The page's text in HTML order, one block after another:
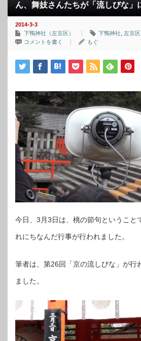
ん、舞妓さんたちが「流しびな」
2014-3-3
下鴨神社（左京区）
下鴨神社 左京区
コメントを書く
もぐ
今日、3月3日は、桃の節句ということ
れにちなんだ行事が行われました。
筆者は、第26回「京の流しびな」が行
ました。